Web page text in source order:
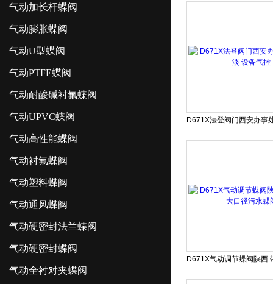
气动加长杆蝶阀
气动膨胀蝶阀
气动U型蝶阀
气动PTFE蝶阀
气动耐酸碱衬氟蝶阀
气动UPVC蝶阀
气动高性能蝶阀
气动衬氟蝶阀
气动塑料蝶阀
气动通风蝶阀
气动硬密封法兰蝶阀
气动硬密封蝶阀
气动全衬对夹蝶阀